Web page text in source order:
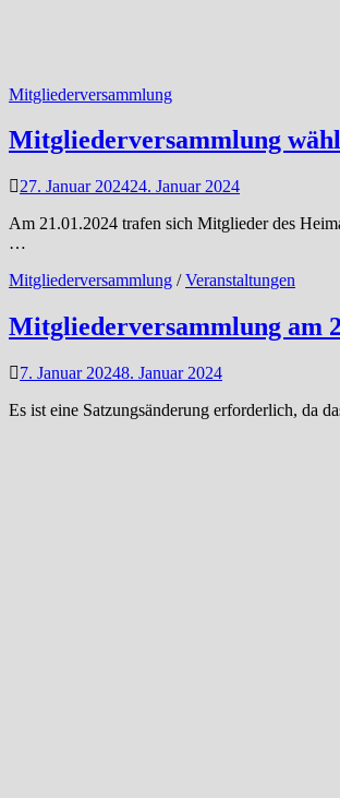
Mitgliederversammlung
Mitgliederversammlung
27. Januar 202424. Januar 2024
Am 21.01.2024 trafen sich Mitglieder des
…
Mitgliederversammlung /Veranstaltungen
Mitgliederversammlung am
7. Januar 20248. Januar 2024
Es ist eine Satzungsänderung erforderlich, da